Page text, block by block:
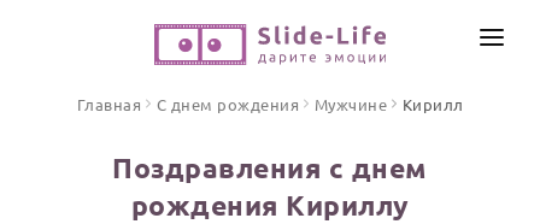
ПО ФОРМАТУ
ИНСТРУМЕНТЫ
Главная С днем рождения Мужчине Кирилл
Поздравления с днем
рождения Кириллу